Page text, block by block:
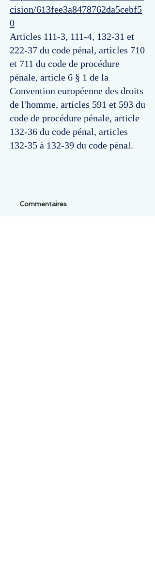
cision/613fee3a8478762da5cebf5
0
Articles 111-3, 111-4, 132-31 et
222-37 du code pénal, articles 710
et 711 du code de procédure
pénale, article 6 § 1 de la
Convention européenne des droits
de l'homme, articles 591 et 593 du
code de procédure pénale, article
132-36 du code pénal, articles
132-35 à 132-39 du code pénal.
Commentaires